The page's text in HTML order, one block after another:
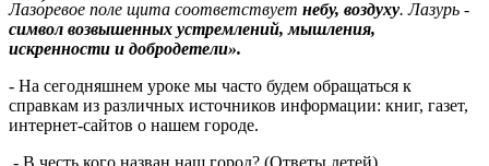
Лазо́ревое поле щита соответствует небу, воздуху. Лазурь -
символ возвышенных устремлений, мышления,
искренности и добродетели».
- На сегодняшнем уроке мы часто будем обращаться к
справкам из различных источников информации: книг, газет,
интернет-сайтов о нашем городе.